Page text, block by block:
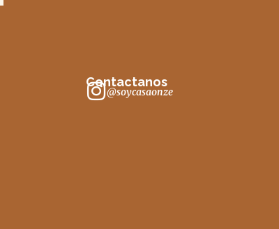
Contactanos
@soycasaonze